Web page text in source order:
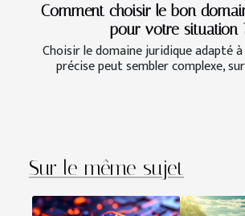
Comment choisir le bon
pour votre situation
Choisir le domaine juridique adapté
précise peut sembler complexe,
Sur le même sujet